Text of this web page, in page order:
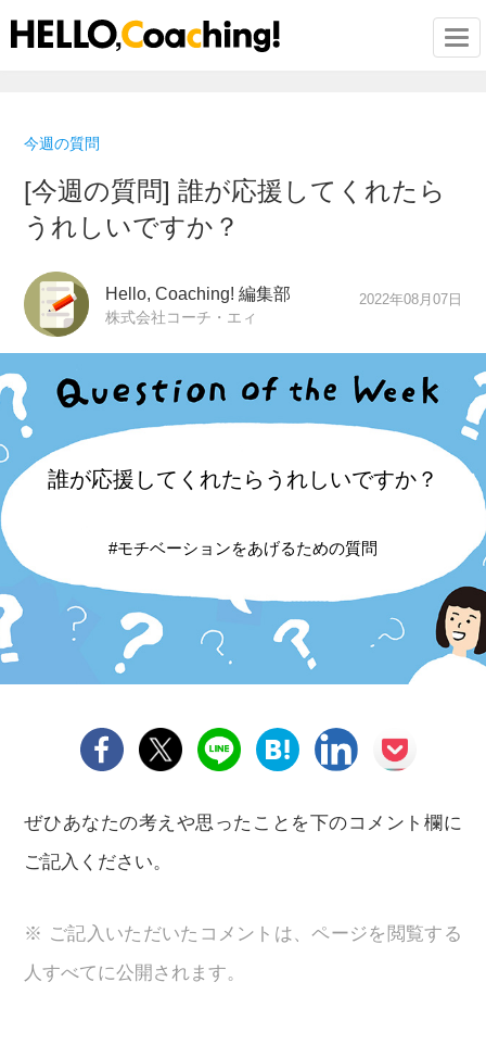
今週の質問
[今週の質問] 誰が応援してくれたら
うれしいですか？
Hello, Coaching! 編集部
株式会社コーチ・エィ
2022年08月07日
誰が応援してくれたら うれしいですか？
#モチベーションをあげるための質問
ぜひあなたの考えや思ったことを下のコメント欄に
ご記入ください。
※ ご記入いただいたコメントは、ページを閲覧する
人すべてに公開されます。